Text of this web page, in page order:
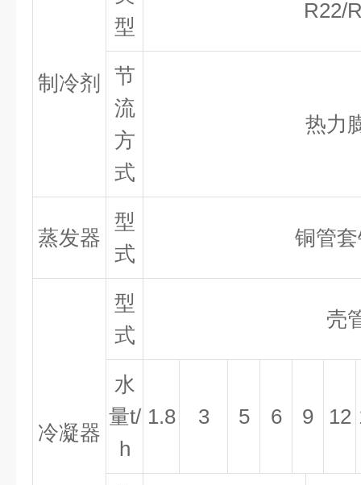
制冷剂
型
R22/
节
流
方
式
热力
蒸发器
型
式
铜管
冷凝器
型
式
壳
水
量t/
h
1.8 3 5 6 9 12